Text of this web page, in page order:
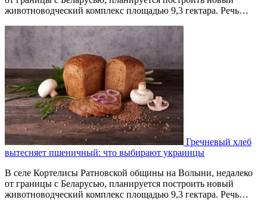
животноводческий комплекс площадью 9,3 гектара. Речь…
Гречневый хлеб
вытесняет пшеничный: что выбирают украинцы
В селе Кортелисы Ратновской общины на Волыни, недалеко
от границы с Беларусью, планируется построить новый
животноводческий комплекс площадью 9,3 гектара. Речь…